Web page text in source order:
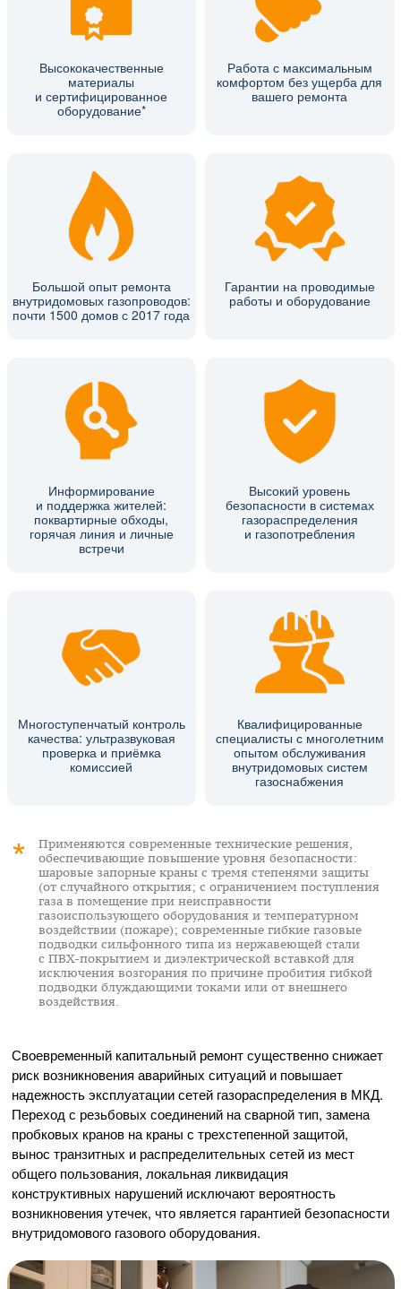
Высококачественные
материалы
и сертифицированное
оборудование*
Работа с максимальным
комфортом без ущерба для
вашего ремонта
Большой опыт ремонта
внутридомовых газопроводов:
почти 1500 домов с 2017 года
Гарантии на проводимые
работы и оборудование
Информирование
и поддержка жителей:
поквартирные обходы,
горячая линия и личные
встречи
Высокий уровень
безопасности в системах
газораспределения
и газопотребления
Многоступенчатый контроль
качества: ультразвуковая
проверка и приёмка
комиссией
Квалифицированные
специалисты с многолетним
опытом обслуживания
внутридомовых систем
газоснабжения
Применяются современные технические решения,
обеспечивающие повышение уровня безопасности:
шаровые запорные краны с тремя степенями защиты
(от случайного открытия; с ограничением поступления
газа в помещение при неисправности
газоиспользующего оборудования и температурном
воздействии (пожаре); современные гибкие газовые
подводки сильфонного типа из нержавеющей стали
с ПВХ-покрытием и диэлектрической вставкой для
исключения возгорания по причине пробития гибкой
подводки блуждающими токами или от внешнего
воздействия.
Своевременный капитальный ремонт существенно снижает
риск возникновения аварийных ситуаций и повышает
надежность эксплуатации сетей газораспределения в МКД.
Переход с резьбовых соединений на сварной тип, замена
пробковых кранов на краны с трехстепенной защитой,
вынос транзитных и распределительных сетей из мест
общего пользования, локальная ликвидация
конструктивных нарушений исключают вероятность
возникновения утечек, что является гарантией безопасности
внутридомового газового оборудования.